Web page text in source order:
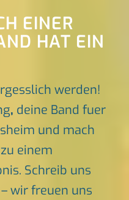
EINER
HAT EIN
werden!
, deine Band fuer
und mach
einem
Schreib uns
wir freuen uns